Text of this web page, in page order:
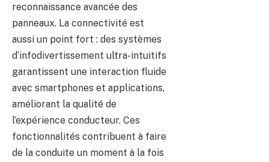
reconnaissance avancée des
panneaux. La connectivité est
aussi un point fort : des systèmes
d’infodivertissement ultra-intuitifs
garantissent une interaction fluide
avec smartphones et applications,
améliorant la qualité de
l’expérience conducteur. Ces
fonctionnalités contribuent à faire
de la conduite un moment à la fois